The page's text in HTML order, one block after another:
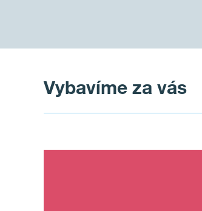
Vybavíme za vás